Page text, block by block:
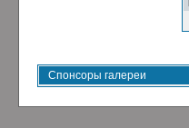
Спонсоры галереи